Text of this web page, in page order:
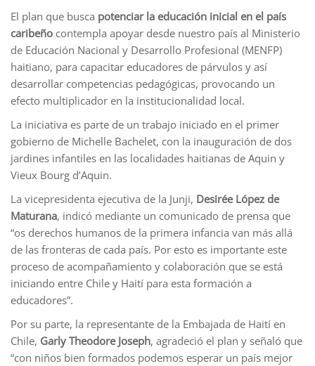
El plan que busca potenciar la educación inicial en el país
caribeño contempla apoyar desde nuestro país al Ministerio
de Educación Nacional y Desarrollo Profesional (MENFP)
haitiano, para capacitar educadores de párvulos y así
desarrollar competencias pedagógicas, provocando un
efecto multiplicador en la institucionalidad local.
La iniciativa es parte de un trabajo iniciado en el primer
gobierno de Michelle Bachelet, con la inauguración de dos
jardines infantiles en las localidades haitianas de Aquin y
Vieux Bourg d’Aquin.
La vicepresidenta ejecutiva de la Junji, Desirée López de
Maturana, indicó mediante un comunicado de prensa que
“os derechos humanos de la primera infancia van más allá
de las fronteras de cada país. Por esto es importante este
proceso de acompañamiento y colaboración que se está
iniciando entre Chile y Haití para esta formación a
educadores”.
Por su parte, la representante de la Embajada de Haití en
Chile, Garly Theodore Joseph, agradeció el plan y señaló que
“con niños bien formados podemos esperar un país mejor